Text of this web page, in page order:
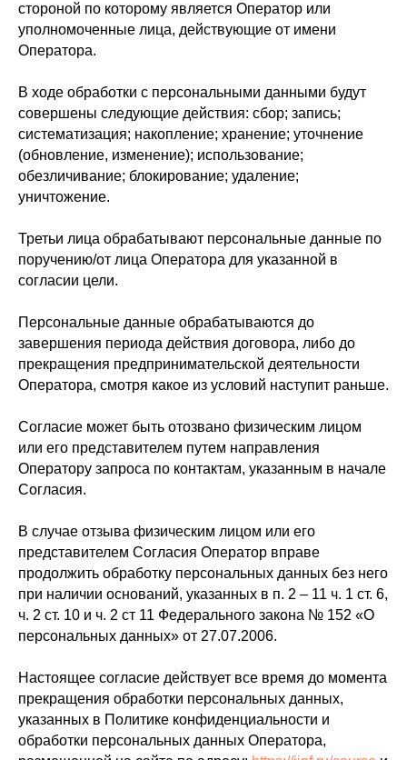
стороной по которому является Оператор или
уполномоченные лица, действующие от имени
Оператора.
В ходе обработки с персональными данными будут
совершены следующие действия: сбор; запись;
систематизация; накопление; хранение; уточнение
(обновление, изменение); использование;
обезличивание; блокирование; удаление;
уничтожение.
Третьи лица обрабатывают персональные данные по
поручению/от лица Оператора для указанной в
согласии цели.
Персональные данные обрабатываются до
завершения периода действия договора, либо до
прекращения предпринимательской деятельности
Оператора, смотря какое из условий наступит раньше.
Согласие может быть отозвано физическим лицом
или его представителем путем направления
Оператору запроса по контактам, указанным в начале
Согласия.
В случае отзыва физическим лицом или его
представителем Согласия Оператор вправе
продолжить обработку персональных данных без него
при наличии оснований, указанных в п. 2 – 11 ч. 1 ст. 6,
ч. 2 ст. 10 и ч. 2 ст 11 Федерального закона № 152 «О
персональных данных» от 27.07.2006.
Настоящее согласие действует все время до момента
прекращения обработки персональных данных,
указанных в Политике конфиденциальности и
обработки персональных данных Оператора,